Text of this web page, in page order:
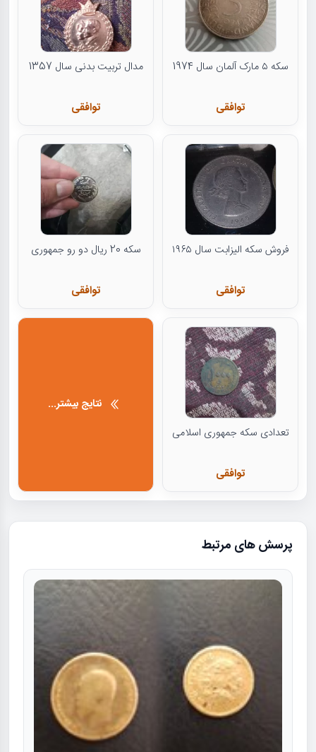
سکه ۵ مارک آلمان سال 1974
توافقی
مدال تربیت بدنی سال 1357
توافقی
فروش سکه الیزابت سال ۱۹۶۵
توافقی
سکه 20 ریال دو رو جمهوری
توافقی
تعدادی سکه جمهوری اسلامی
توافقی
نتایج بیشتر...
پرسش های مرتبط